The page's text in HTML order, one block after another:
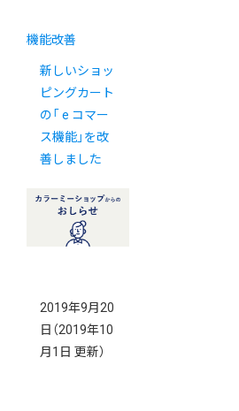
機能改善
新しいショッ
ピングカート
の「 e コマー
ス機能」を改
善しました
2019年9月20
日 （2019年10
月1日 更新）